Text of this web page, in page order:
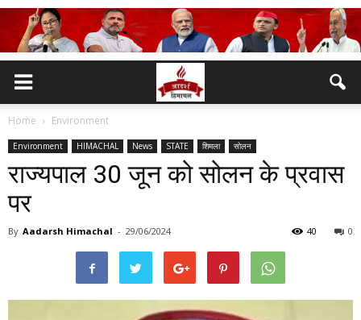
Home Environment
Environment HIMACHAL News STATE शिमला सोलन
राज्यपाल 30 जून को सोलन के प्रवास
पर
By Aadarsh Himachal - 29/06/2024 0
40